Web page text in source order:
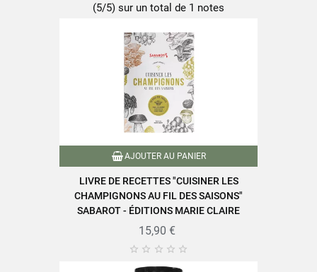
(5/5) sur un total de 1 notes
AJOUTER AU PANIER
LIVRE DE RECETTES "CUISINER LES
CHAMPIGNONS AU FIL DES SAISONS"
SABAROT - ÉDITIONS MARIE CLAIRE
15,90 €
    